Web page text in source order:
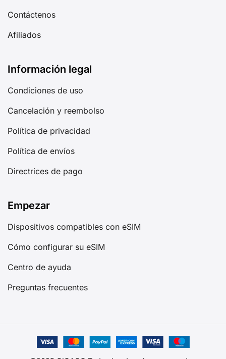
Contáctenos
Afiliados
Información legal
Condiciones de uso
Cancelación y reembolso
Política de privacidad
Política de envíos
Directrices de pago
Empezar
Dispositivos compatibles con eSIM
Cómo configurar su eSIM
Centro de ayuda
Preguntas frecuentes